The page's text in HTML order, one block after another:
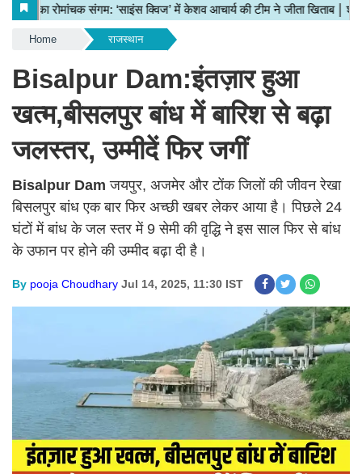
Home राजस्थान
Bisalpur Dam:इंतज़ार हुआ
खत्म,बीसलपुर बांध में बारिश से बढ़ा
जलस्तर, उम्मीदें फिर जगीं
Bisalpur Damजयपुर, अजमेर और टोंक जिलों की जीवन रेखा
बिसलपुर बांध एक बार फिर अच्छी खबर लेकर आया है। पिछले 24
घंटों में बांध के जल स्तर में 9 सेमी की वृद्धि ने इस साल फिर से बांध
के उफान पर होने की उम्मीद बढ़ा दी है।
By pooja Choudhary Jul 14, 2025, 11:30 IST